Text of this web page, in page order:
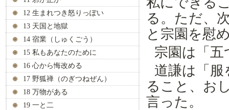
12 生まれつき怒りっぽい
13 天国と地獄
14 宿業（しゅくごう）
15 私もあなたのために
16 心から悔改める
17 野狐禅（のぎつねぜん）
18 万物がある
19 一と二
る。ただ、
と宗園を慰
宗園は「
道謙は「
ること、お
言った。